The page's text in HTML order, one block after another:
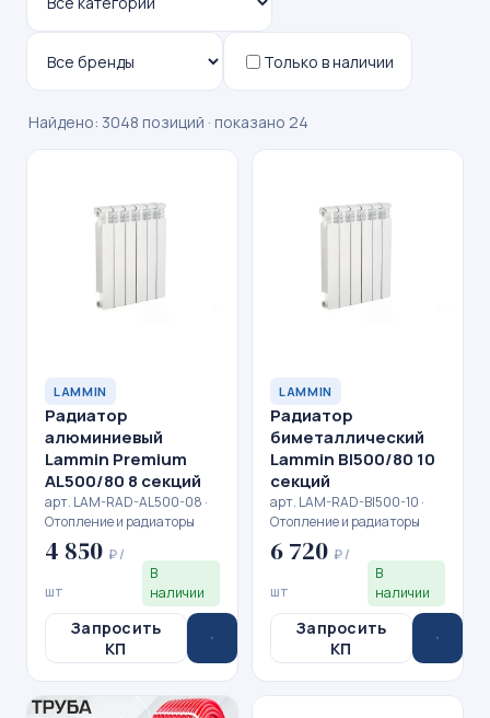
Только в наличии
Найдено: 3048 позиций · показано 24
LAMMIN
Радиатор
алюминиевый
Lammin Premium
AL500/80 8 секций
арт. LAM-RAD-AL500-08 ·
Отопление и радиаторы
4 850 ₽ /
шт
В
наличии
Запросить
КП
LAMMIN
Радиатор
биметаллический
Lammin BI500/80 10
секций
арт. LAM-RAD-BI500-10 ·
Отопление и радиаторы
6 720 ₽ /
шт
В
наличии
Запросить
КП